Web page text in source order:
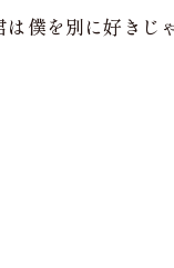
僕を別に好きじ